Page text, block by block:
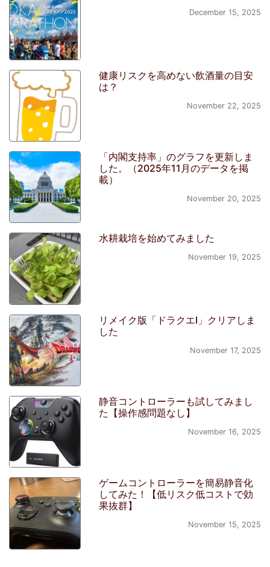
December 15, 2025
健康リスクを高めない飲酒量の目安
は？
November 22, 2025
「内閣支持率」のグラフを更新しま
した。（2025年11月のデータを掲
載）
November 20, 2025
水耕栽培を始めてみました
November 19, 2025
リメイク版「ドラクエI」クリアしま
した
November 17, 2025
静音コントローラーも試してみまし
た【操作感問題なし】
November 16, 2025
ゲームコントローラーを簡易静音化
してみた！【低リスク低コストで効
果抜群】
November 15, 2025